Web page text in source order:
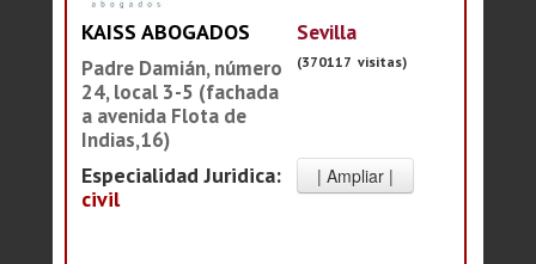
KAISS ABOGADOS
Padre Damián, número
24, local 3-5 (fachada
a avenida Flota de
Indias,16)
Especialidad Juridica:
civil
Sevilla
(370117 visitas)